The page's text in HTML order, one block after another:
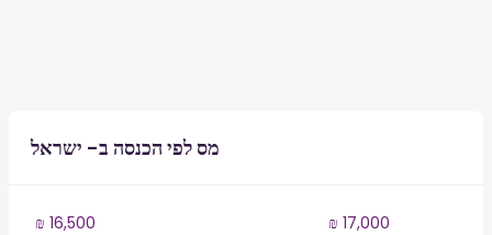
מס לפי הכנסה ב- ישראל
₪ 16,500
₪ 17,000